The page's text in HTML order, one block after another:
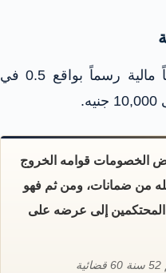
تدفع الشركات التي تصدر أوراقاً مالية رسماً بواقع 0.5 في
الخصومات قوامه الخروج
من ضمانات، ومن ثم فهو
إلى عرضه على